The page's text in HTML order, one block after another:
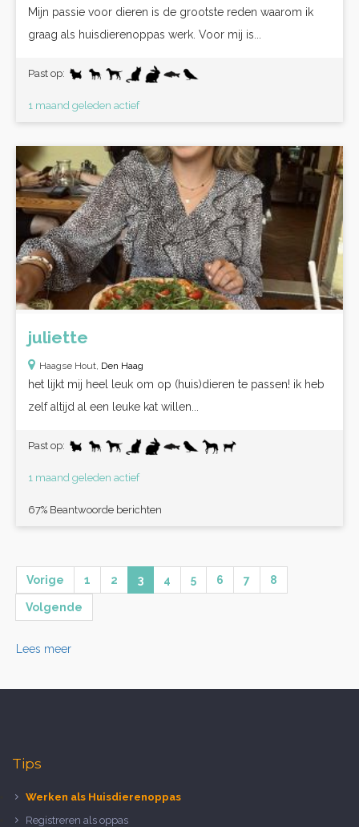
Mijn passie voor dieren is de grootste reden waarom ik
graag als huisdierenoppas werk. Voor mij is...
Past op:
1 maand geleden actief
juliette
Haagse Hout, Den Haag
het lijkt mij heel leuk om op (huis)dieren te passen! ik heb
zelf altijd al een leuke kat willen...
Past op:
1 maand geleden actief
67% Beantwoorde berichten
Vorige 1 2 3 4 5 6 7 8
Volgende
Lees meer
Tips
Werken als Huisdierenoppas
Registreren als oppas